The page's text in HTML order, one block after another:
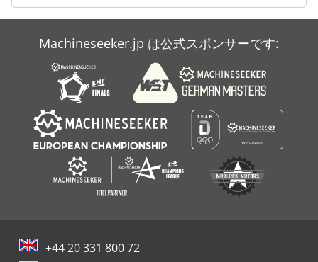
Machineseeker.jp は公式スポンサーです:
+44 20 331 800 72